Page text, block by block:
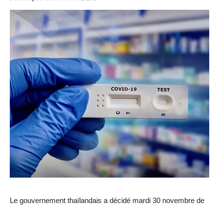
Le gouvernement thaïlandais a décidé mardi 30 novembre de